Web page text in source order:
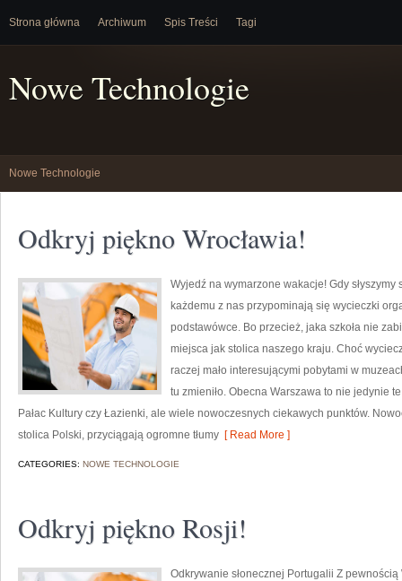
Strona główna Archiwum Spis Treści Tagi
Nowe Technologie
Nowe Technologie
Odkryj piękno Wrocławia!
Wyjedź na wymarzone wakacje! Gdy
każdemu z nas przypominają się wycieczki
podstawówce. Bo przecież, jaka szkoła nie
miejsca jak stolica naszego kraju. Choć
raczej mało interesującymi pobytami w
tu zmieniło. Obecna Warszawa to nie jedynie
Pałac Kultury czy Łazienki, ale wiele nowoczesnych ciekawych punktów.
stolica Polski, przyciągają ogromne tłumy [ Read More ]
CATEGORIES: NOWE TECHNOLOGIE
Odkryj piękno Rosji!
Odkrywanie słonecznej Portugalii Z